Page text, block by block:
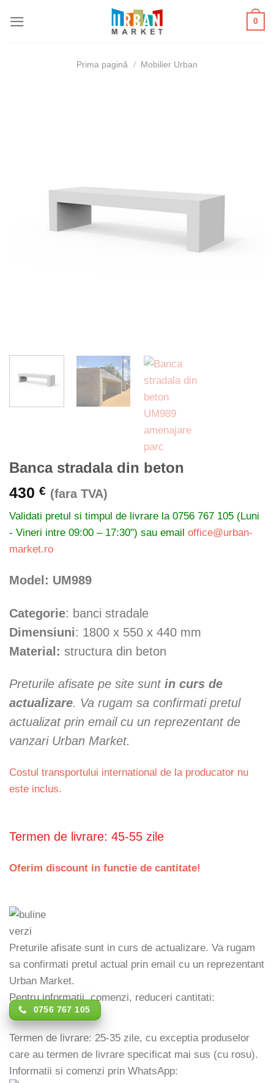
0
Prima pagină / Mobilier Urban
Banca stradala din beton
430 € (fara TVA)
Validati pretul si timpul de livrare la 0756 767 105 (Luni
- Vineri intre 09:00 – 17:30") sau email office@urban-
market.ro
Model: UM989
Categorie: banci stradale
Dimensiuni: 1800 x 550 x 440 mm
Material: structura din beton
Preturile afisate pe site sunt in curs de
actualizare. Va rugam sa confirmati pretul
actualizat prin email cu un reprezentant de
vanzari Urban Market.
Costul transportului international de la producator nu
este inclus.
Termen de livrare: 45-55 zile
Oferim discount in functie de cantitate!
Preturile afisate sunt in curs de actualizare. Va rugam
sa confirmati pretul actual prin email cu un reprezentant
Urban Market.
Pentru informatii, comenzi, reduceri cantitati:
0756 767 105
Termen de livrare: 25-35 zile, cu exceptia produselor
care au termen de livrare specificat mai sus (cu rosu).
Informatii si comenzi prin WhatsApp: